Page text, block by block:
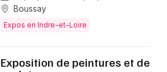
Boussay
Expos en Indre-et-Loire
Exposition de peintures et de